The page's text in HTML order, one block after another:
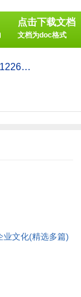
《高中暑假社会实践报告(精选多篇)[此文共12261字].doc》
点击下载文档
文档为doc格式
业文化(精选多篇)